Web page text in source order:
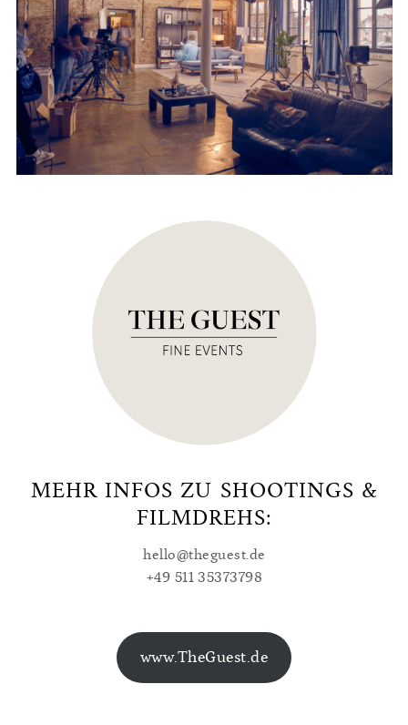
MEHR INFOS ZU SHOOTINGS &
FILMDREHS:
hello@theguest.de
+49 511 35373798
www.TheGuest.de